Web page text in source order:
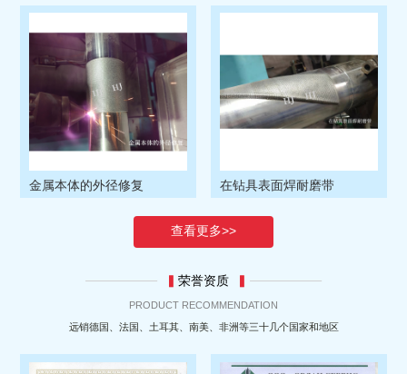
1
金属本体的外径修复 在钻具表面焊耐磨带
查看更多>>
▍ 荣誉资质 ▍
PRODUCT RECOMMENDATION
远销德国、法国、土耳其、南美、非洲等三十几个国家和地区